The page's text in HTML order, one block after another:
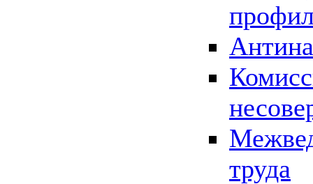
труда